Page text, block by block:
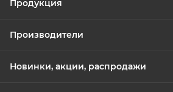
Продукция
Производители
Новинки, акции, распродажи